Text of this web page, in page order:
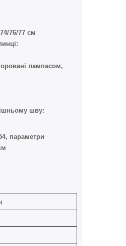
76/77 см
лампасом,
шву:
параметри